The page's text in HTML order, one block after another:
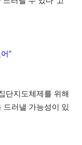
”
단지도체제를 위해
드러낼 가능성이 있